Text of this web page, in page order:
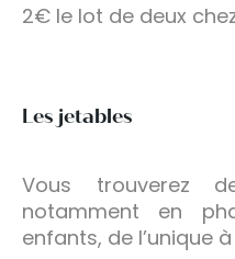
2€ le lot de deux
Les jetables
Vous trouverez
notamment en
enfants, de l’unique